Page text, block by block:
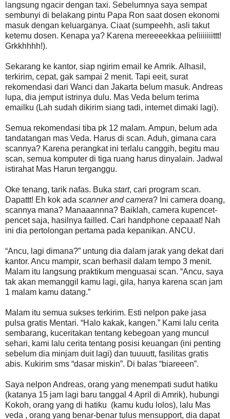
langsung ngacir dengan taxi. Sebelumnya saya sempat
sembunyi di belakang pintu Papa Ron saat dosen ekonomi
masuk dengan keluarganya. Ciaat (sumpeehh, asli takut
ketemu dosen. Kenapa ya? Karena mereeeekkaa peliiiiiiittt!
Grkkhhhh!).
Sekarang ke kantor, siap ngirim email ke Amrik. Alhasil,
terkirim, cepat, gak sampai 2 menit. Tapi eeit, surat
rekomendasi dari Wanci dan Jakarta belum masuk. Andreas
lupa, dia jemput istrinya dulu. Mas Veda belum terima
emailku (Lah sudah dikirim siang tadi, internet dimaki lagi).
Semua rekomendasi tiba pk 12 malam. Ampun, belum ada
tandatangan mas Veda. Harus di scan. Aduh, gimana cara
scannya? Karena perangkat ini terlalu canggih, begitu mau
scan, semua komputer di tiga ruang harus dinyalain. Jadwal
istirahat Mas Harun terganggu.
Oke tenang, tarik nafas. Buka start, cari program scan.
Dapattt! Eh kok ada scanner and camera? Ini camera doang,
scannya mana? Manaaannna? Baiklah, camera kupencet-
pencet saja, hasilnya failled. Cari handphone cepaaat! Nah
ini dia pertolongan pertama pada kepanikan. ANCU.
“Ancu, lagi dimana?” untung dia dalam jarak yang dekat dari
kantor. Ancu mampir, scan berhasil dalam tempo 3 menit.
Malam itu langsung praktikum menguasai scan. “Ancu, saya
tak akan memanggil kamu lagi, gila, hanya karena scan jam
1 malam kamu datang.”
Malam itu semua sukses terkirim. Esti nelpon pake jasa
pulsa gratis Mentari. “Halo kakak, kangen.” Kami lalu cerita
sembarang, kuceritakan tentang kebegoan yang muncul
sehari, kami lalu cerita tentang posisi keuangan (ini penting
sebelum dia minjam duit lagi) dan tuuuutt, fasilitas gratis
abis. Kukirim sms “dasar miskin”. Di balas “biareeen”.
Saya nelpon Andreas, orang yang menempati sudut hatiku
(katanya 15 jam lagi baru tanggal 4 April di Amrik), hubungi
Kokoh, orang yang di hatiku (kamu kudu lolos), lalu Mas
veda , orang yang benar-benar tulus mensupport, dia dapat